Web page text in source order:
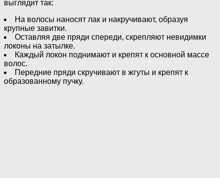
выглядит так:
На волосы наносят лак и накручивают, образуя
крупные завитки.
Оставляя две пряди спереди, скрепляют невидимки
локоны на затылке.
Каждый локон поднимают и крепят к основной массе
волос.
Передние пряди скручивают в жгуты и крепят к
образованному пучку.